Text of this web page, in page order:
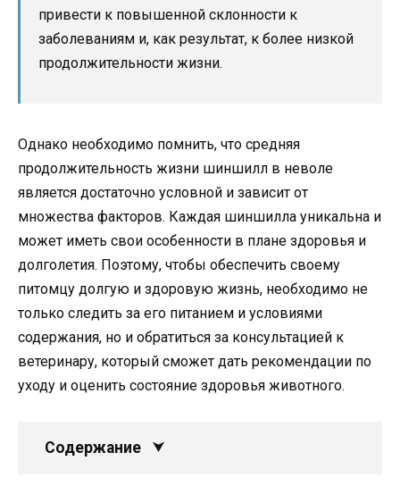
привести к повышенной склонности к
заболеваниям и, как результат, к более низкой
продолжительности жизни.
Однако необходимо помнить, что средняя
продолжительность жизни шиншилл в неволе
является достаточно условной и зависит от
множества факторов. Каждая шиншилла уникальна и
может иметь свои особенности в плане здоровья и
долголетия. Поэтому, чтобы обеспечить своему
питомцу долгую и здоровую жизнь, необходимо не
только следить за его питанием и условиями
содержания, но и обратиться за консультацией к
ветеринару, который сможет дать рекомендации по
уходу и оценить состояние здоровья животного.
Содержание